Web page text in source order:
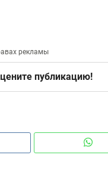
рекламы
публикацию!